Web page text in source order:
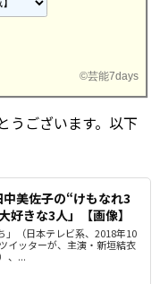
©芸能7days
うございます。以下
美佐子の“けもなれ3
好きな3人」【画像】
」（日本テレビ系、2018年10
イッターが、主演・新垣結衣
、...